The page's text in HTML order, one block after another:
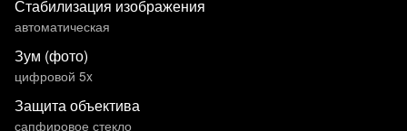
Стабилизация изображения
автоматическая
Зум (фото)
цифровой 5x
Защита объектива
сапфировое стекло